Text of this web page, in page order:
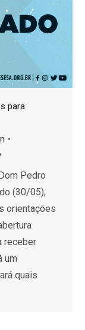
para
Pedro
(30/05),
orientações
receber
um
quais